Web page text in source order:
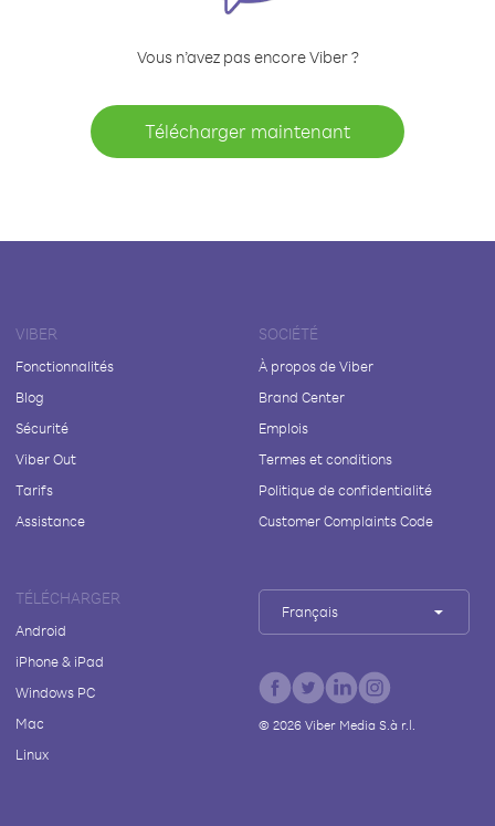
Vous n’avez pas encore Viber ?
Télécharger maintenant
VIBER
Fonctionnalités
Blog
Sécurité
Viber Out
Tarifs
Assistance
SOCIÉTÉ
À propos de Viber
Brand Center
Emplois
Termes et conditions
Politique de confidentialité
Customer Complaints Code
TÉLÉCHARGER
Android
iPhone & iPad
Windows PC
Mac
Linux
Français
© 2026Viber Media S.à r.l.